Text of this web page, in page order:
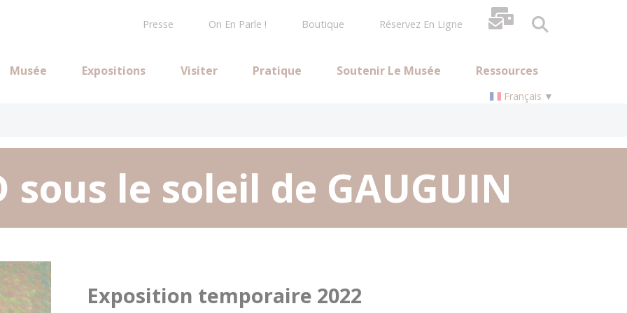
Presse On En Parle ! Boutique Réservez En Ligne
Musée Expositions Visiter Pratique Soutenir Le Musée Ressources
Français ▼
sous le soleil de GAUGUIN
Exposition temporaire 2022